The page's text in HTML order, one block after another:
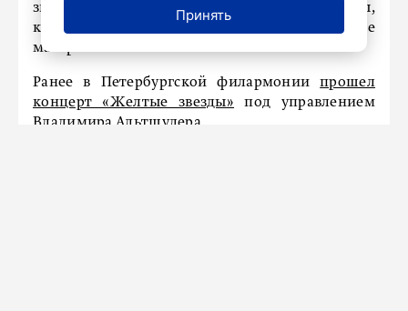
значимость. Нужны были профессионалы,
которые знают, как реставрировать такие
материалы.
Ранее в Петербургской филармониипрошел
концерт «Желтые звезды» под управлением
Владимира Альтшулера.
Принять